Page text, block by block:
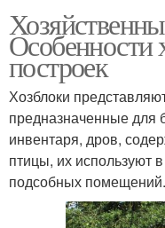
Особенности
построек
Хозблоки
предназначенные для
инвентаря, дров,
птицы, их используют
подсобных помещений.